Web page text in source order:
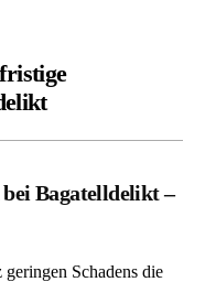
Bagatelldelikt –
Schadens die